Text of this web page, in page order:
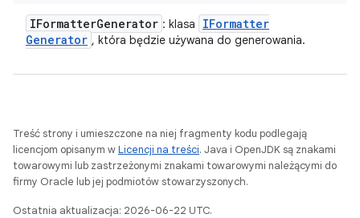
IFormatterGenerator : klasa
IFormatter
Generator , która będzie używana do generowania.
Treść strony i umieszczone na niej fragmenty kodu podlegają
licencjom opisanym wLicencji na treści. Java i OpenJDK są znakami
towarowymi lub zastrzeżonymi znakami towarowymi należącymi do
firmy Oracle lub jej podmiotów stowarzyszonych.
Ostatnia aktualizacja: 2026-06-22 UTC.